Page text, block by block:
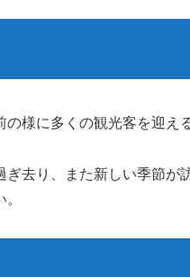
様に多くの観光客を迎え
去り、また新しい季節が